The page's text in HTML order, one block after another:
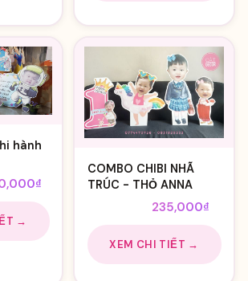
hành
₫
hiện
là:
480,000₫.
→
COMBO CHIBI NHÃ
TRÚC - THỎ ANNA
Giá
gốc
là:
250,000₫.
235,000₫
hiện
tại
là:
XEM CHI TIẾT →